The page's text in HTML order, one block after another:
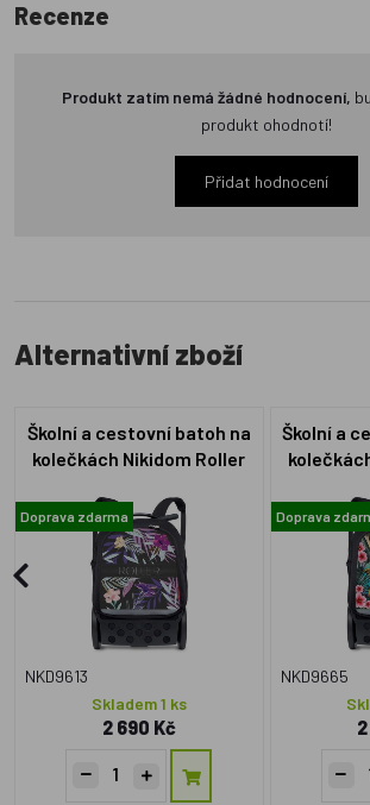
Recenze
Produkt zatím nemá žádné hodnocení,
produkt ohodnotí!
Přidat hodnocení
Alternativní zboží
Školní a cestovní batoh na
kolečkách Nikidom Roller
Doprava zdarma
NKD9613
Skladem 1 ks
2 690 Kč
Školní a
Doprava
NKD9665